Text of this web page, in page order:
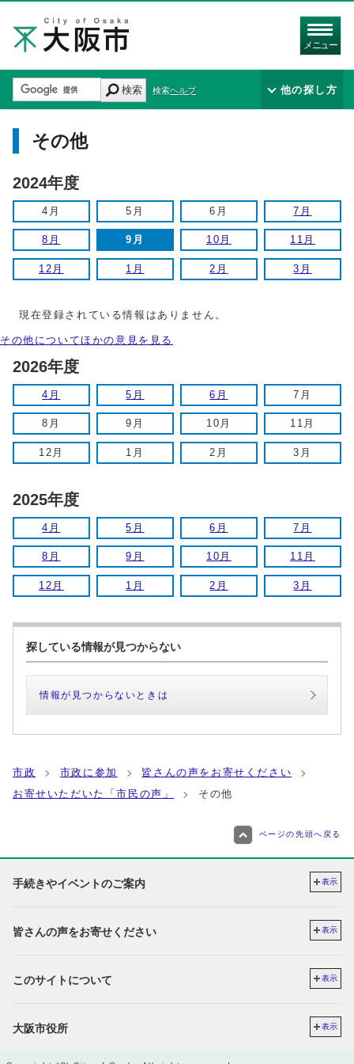
メニュー
検索 検索ヘルプ 他の探し方
その他
2024年度
4月 5月 6月 7月
8月 9月 10月 11月
12月 1月 2月 3月
現在登録されている情報はありません。
その他についてほかの意見を見る
2026年度
4月 5月 6月 7月
8月 9月 10月 11月
12月 1月 2月 3月
2025年度
4月 5月 6月 7月
8月 9月 10月 11月
12月 1月 2月 3月
探している情報が見つからない
情報が見つからないときは
市政 市政に参加
皆さんの声をお寄せください
お寄せいただいた「市民の声」
その他
ページの先頭へ戻る
手続きやイベントのご案内 表示
皆さんの声をお寄せください 表示
このサイトについて 表示
大阪市役所 表示